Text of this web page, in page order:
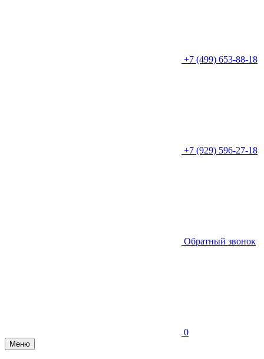
+7 (499) 653-88-18
+7 (929) 596-27-18
Обратный звонок
0
Меню